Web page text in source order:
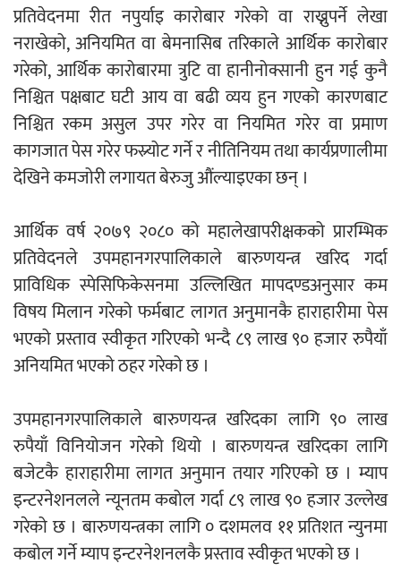
नदी अधिकारका ती कानुनी पाटा, जसले
बनाउँछ नदीलाई संरक्षण हकदार
प्रतिस्पर्धाबिनाको नियुक्ति बदरबारे अन्तरिम
आदेश निक्र्योल गर्न असार ६ मा पेसी
निर्धारित ठाउँमा राजर्षिजनक विश्वविद्यालय
प्रतिवेदनमा रीत नपुर्याइ कारोबार गरेको वा राख्नुपर्ने लेखा
नराखेको, अनियमित वा बेमनासिब तरिकाले आर्थिक कारोबार
गरेको, आर्थिक कारोबारमा त्रुटि वा हानीनोक्सानी हुन गई कुनै
निश्चित पक्षबाट घटी आय वा बढी व्यय हुन गएको कारणबाट
निश्चित रकम असुल उपर गरेर वा नियमित गरेर वा प्रमाण
कागजात पेस गरेर फस्र्योट गर्ने र नीतिनियम तथा कार्यप्रणालीमा
देखिने कमजोरी लगायत बेरुजु औंल्याइएका छन् ।
आर्थिक वर्ष २०७९ २०८० को महालेखापरीक्षकको प्रारम्भिक
प्रतिवेदनले उपमहानगरपालिकाले बारुणयन्त्र खरिद गर्दा
प्राविधिक स्पेसिफिकेसनमा उल्लिखित मापदण्डअनुसार कम
विषय मिलान गरेको फर्मबाट लागत अनुमानकै हाराहारीमा पेस
भएको प्रस्ताव स्वीकृत गरिएको भन्दै ८९ लाख ९० हजार रुपैयाँ
अनियमित भएको ठहर गरेको छ ।
उपमहानगरपालिकाले बारुणयन्त्र खरिदका लागि ९० लाख
रुपैयाँ विनियोजन गरेको थियो । बारुणयन्त्र खरिदका लागि
बजेटकै हाराहारीमा लागत अनुमान तयार गरिएको छ । म्याप
इन्टरनेशनलले न्यूनतम कबोल गर्दा ८९ लाख ९० हजार उल्लेख
गरेको छ । बारुणयन्त्रका लागि ० दशमलव ११ प्रतिशत न्युनमा
कबोल गर्ने म्याप इन्टरनेशनलकै प्रस्ताव स्वीकृत भएको छ ।